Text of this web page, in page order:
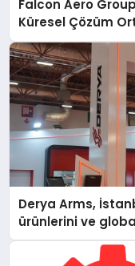
Falcon Aero
Küresel Çözüm
Derya Arms,
ürünlerini ve